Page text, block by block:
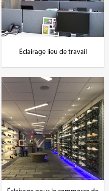
Éclairage lieu de travail